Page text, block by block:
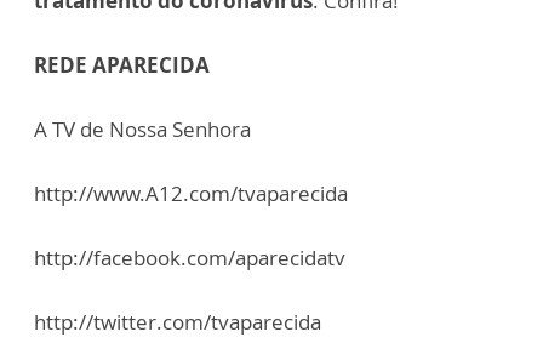
REDE APARECIDA
A TV de Nossa Senhora
http://www.A12.com/tvaparecida
http://facebook.com/aparecidatv
http://twitter.com/tvaparecida